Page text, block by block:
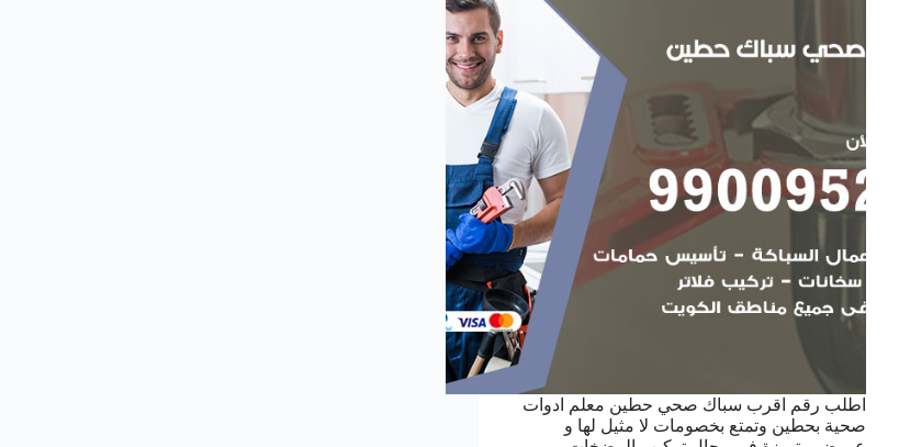
اطلب رقم اقرب سباك صحي حطين معلم ادوات
صحية بحطين وتمتع بخصومات لا مثيل لها و